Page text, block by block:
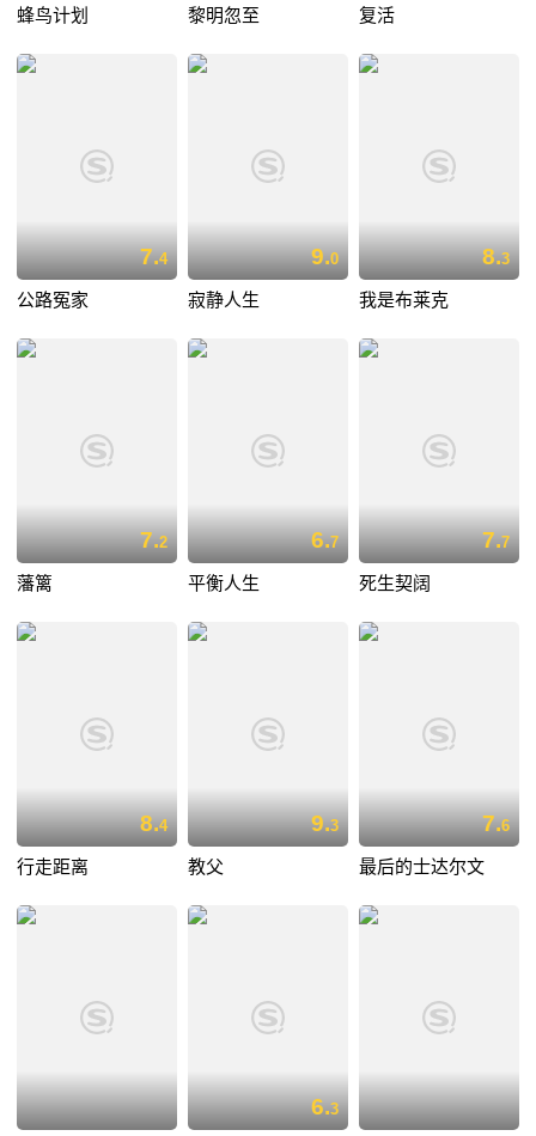
蜂鸟计划 黎明忽至 复活
7.4
公路冤家
9.0
寂静人生
8.3
我是布莱克
7.2
藩篱
6.7
平衡人生
7.7
死生契阔
8.4
行走距离
9.3
教父
7.6
最后的士达尔文
6.3